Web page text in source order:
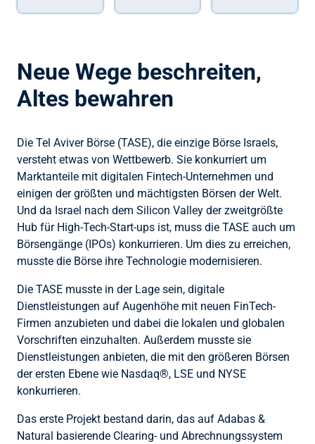
Neue Wege beschreiten,
Altes bewahren
Die Tel Aviver Börse (TASE), die einzige Börse Israels,
versteht etwas von Wettbewerb. Sie konkurriert um
Marktanteile mit digitalen Fintech-Unternehmen und
einigen der größten und mächtigsten Börsen der Welt.
Und da Israel nach dem Silicon Valley der zweitgrößte
Hub für High-Tech-Start-ups ist, muss die TASE auch um
Börsengänge (IPOs) konkurrieren. Um dies zu erreichen,
musste die Börse ihre Technologie modernisieren.
Die TASE musste in der Lage sein, digitale
Dienstleistungen auf Augenhöhe mit neuen FinTech-
Firmen anzubieten und dabei die lokalen und globalen
Vorschriften einzuhalten. Außerdem musste sie
Dienstleistungen anbieten, die mit den größeren Börsen
der ersten Ebene wie Nasdaq®, LSE und NYSE
konkurrieren.
Das erste Projekt bestand darin, das auf Adabas &
Natural basierende Clearing- und Abrechnungssystem